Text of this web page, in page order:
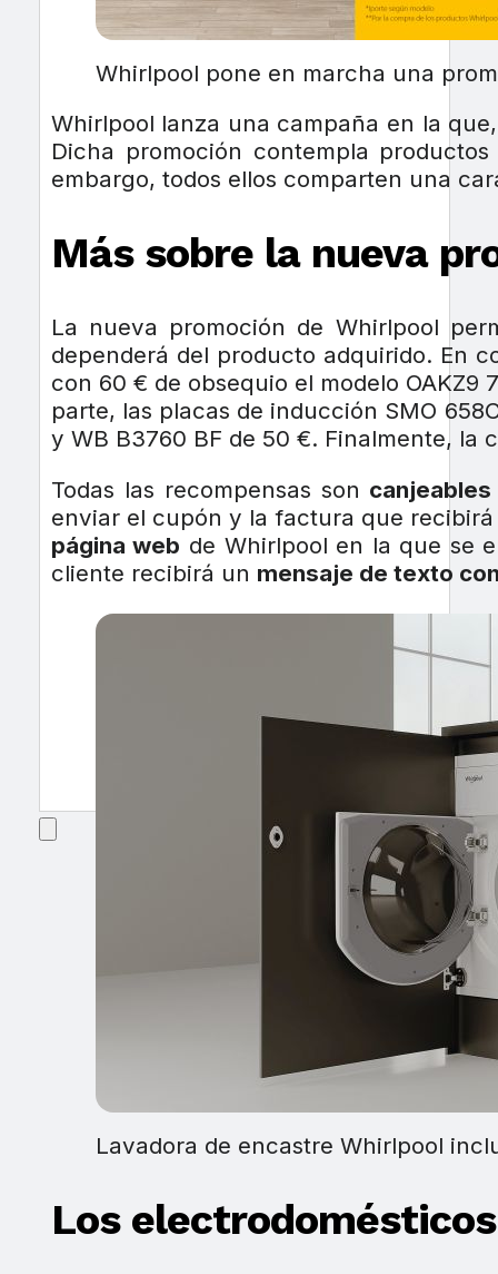
Whirlpool pone en marcha una
Whirlpool lanza una campaña en la
Dicha promoción contempla
embargo, todos ellos comparten una
Más sobre la nueva
La nueva promoción de Whirlpool
dependerá del producto adquirido. En
con 60 € de obsequio el modelo OAKZ9
parte, las placas de inducción SMO
y WB B3760 BF de 50 €. Finalmente, la
Todas las recompensas son
enviar el cupón y la factura que
página web de Whirlpool en la que se
cliente recibirá un mensaje de texto
Lavadora de encastre Whirlpool
Los